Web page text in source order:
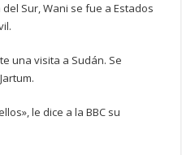
Sur, Wani se fue a Estados
una visita a Sudán. Se
le dice a la BBC su